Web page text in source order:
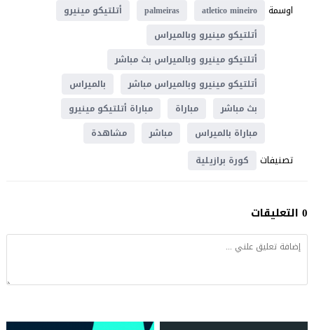
اوسمة
atletico mineiro
palmeiras
أتلتيكو مينيرو
أتلتيكو مينيرو وبالميراس
أتلتيكو مينيرو وبالميراس بث مباشر
أتلتيكو مينيرو وبالميراس مباشر
بالميراس
بث مباشر
مباراة
مباراة أتلتيكو مينيرو
مباراة بالميراس
مباشر مشاهدة
تصنيفات كورة برازيلية
0 التعليقات